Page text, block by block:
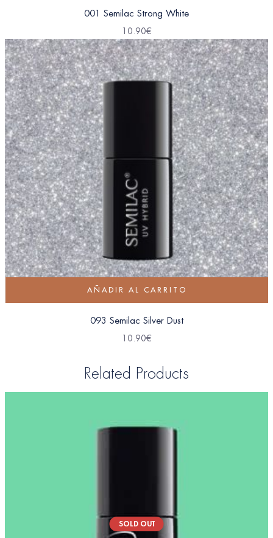
001 Semilac Strong White
10.90€
AÑADIR AL CARRITO
093 Semilac Silver Dust
10.90€
Related Products
SOLD OUT